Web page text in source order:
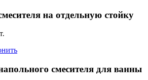
на отдельную стойку
смесителя для ванны